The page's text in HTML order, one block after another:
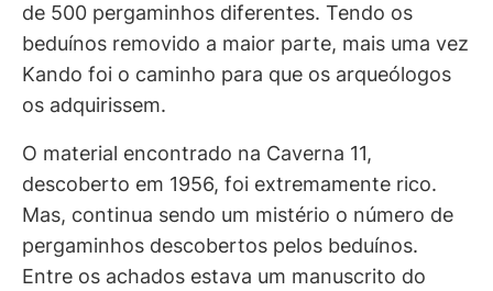
de 500 pergaminhos diferentes. Tendo os
beduínos removido a maior parte, mais uma vez
Kando foi o caminho para que os arqueólogos
os adquirissem.
O material encontrado na Caverna 11,
descoberto em 1956, foi extremamente rico.
Mas, continua sendo um mistério o número de
pergaminhos descobertos pelos beduínos.
Entre os achados estava um manuscrito do